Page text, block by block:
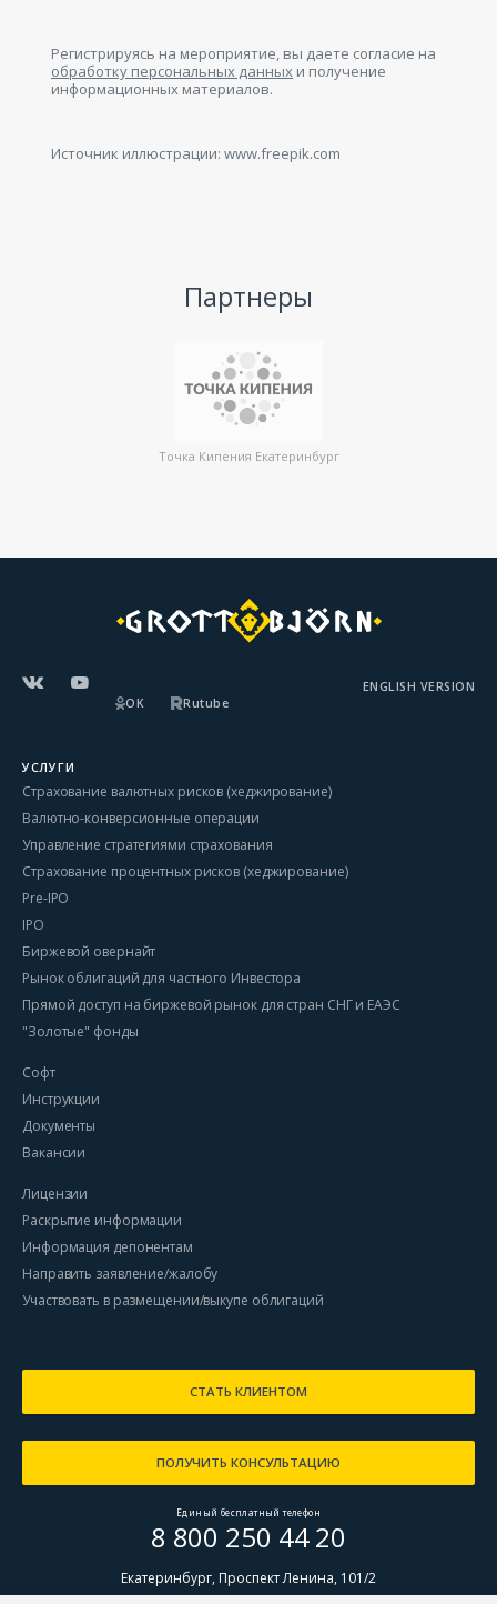
Регистрируясь на мероприятие, вы даете согласие на
обработку персональных данных и получение
информационных материалов.
Источник иллюстрации: www.freepik.com
Партнеры
Точка Кипения Екатеринбург
OK Rutube
ENGLISH VERSION
УСЛУГИ
Страхование валютных рисков (хеджирование)
Валютно-конверсионные операции
Управление стратегиями страхования
Страхование процентных рисков (хеджирование)
Pre-IPO
IPO
Биржевой овернайт
Рынок облигаций для частного Инвестора
Прямой доступ на биржевой рынок для стран СНГ и ЕАЭС
"Золотые" фонды
Софт
Инструкции
Документы
Вакансии
Лицензии
Раскрытие информации
Информация депонентам
Направить заявление/жалобу
Участвовать в размещении/выкупе облигаций
СТАТЬ КЛИЕНТОМ
ПОЛУЧИТЬ КОНСУЛЬТАЦИЮ
Единый бесплатный телефон
8 800 250 44 20
Екатеринбург, Проспект Ленина, 101/2